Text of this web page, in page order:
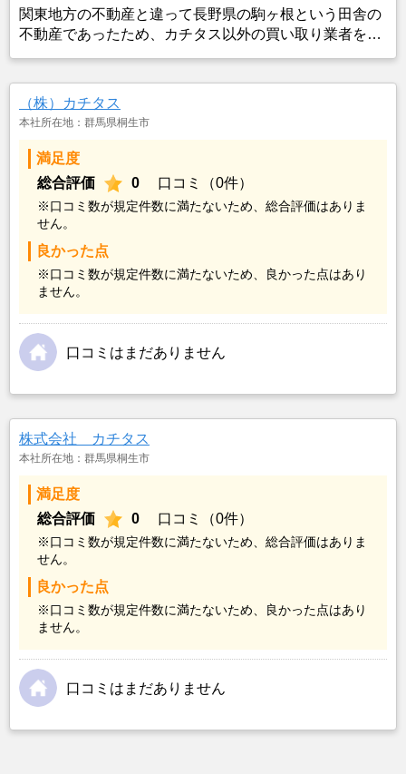
関東地方の不動産と違って長野県の駒ヶ根という田舎の
不動産であったため、カチタス以外の買い取り業者をみ
も空き家の状態で不動産を残しておけないと考えて売却
を決めた。
（株）カチタス
本社所在地：群馬県桐生市
満足度
総合評価
0 口コミ（0件）
※口コミ数が規定件数に満たないため、総合評価はありま
せん。
良かった点
※口コミ数が規定件数に満たないため、良かった点はあり
ません。
口コミはまだありません
株式会社 カチタス
本社所在地：群馬県桐生市
満足度
総合評価
0 口コミ（0件）
※口コミ数が規定件数に満たないため、総合評価はありま
せん。
良かった点
※口コミ数が規定件数に満たないため、良かった点はあり
ません。
口コミはまだありません